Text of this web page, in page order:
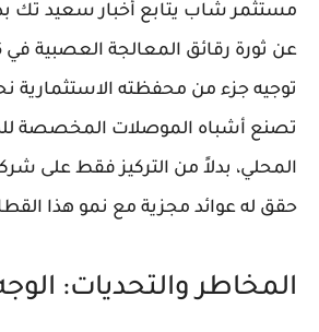
مستثمر شاب يتابع أخبار سعيد تك
عن ثورة رقائق المعالجة العصبية في
توجيه جزء من محفظته الاستثمارية
تصنع أشباه الموصلات المخصصة
المحلي، بدلاً من التركيز فقط على
حقق له عوائد مجزية مع نمو هذا
المخاطر والتحديات: